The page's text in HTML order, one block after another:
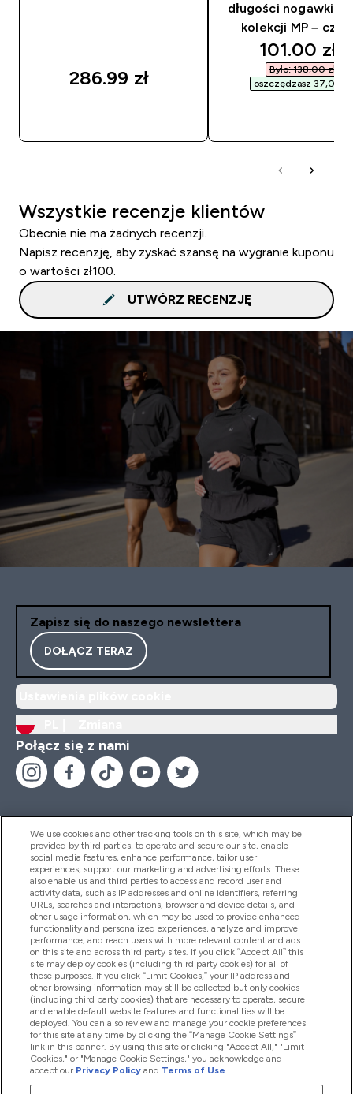
286.99 zł‎
długości nogawki 8
kolekcji MP –
101.00 zł‎
Było: 138,00 zł‎
oszczędzasz 37,00 zł‎
Wszystkie recenzje klientów
Obecnie nie ma żadnych recenzji.
Napisz recenzję, aby zyskać szansę na wygranie kuponu
o wartości zł100.
UTWÓRZ RECENZJĘ
Zapisz się do naszego newslettera
DOŁĄCZ TERAZ
Połącz się z nami
Pomoc I Informacja
Produkty
Informacje O Firmie
Okazje W Myprotein
2026 The Hut.com Ltd
We use cookies and other tracking tools on this site, which may be
provided by third parties, to operate and secure our site, enable
social media features, enhance performance, tailor user
experiences, support our marketing and advertising efforts. These
also enable us and third parties to access and record user and
activity data, such as IP addresses and online identifiers, referring
URLs, searches and interactions, browser and device details, and
other usage information, which may be used to provide enhanced
functionality and personalized experiences, analyze and improve
performance, and reach users with more relevant content and ads
on this site and across third party sites. If you click “Accept All” this
site may deploy cookies (including third party cookies) for all of
these purposes. If you click “Limit Cookies,” your IP address and
other browsing information may still be collected but only cookies
(including third party cookies) that are necessary to operate, secure
and enable default website features and functionalities will be
deployed. You can also review and manage your cookie preferences
for this site at any time by clicking the “Manage Cookie Settings”
link in this banner. By using this site or clicking "Accept All," "Limit
Cookies," or "Manage Cookie Settings," you acknowledge and
accept our Privacy Policy and Terms of Use.